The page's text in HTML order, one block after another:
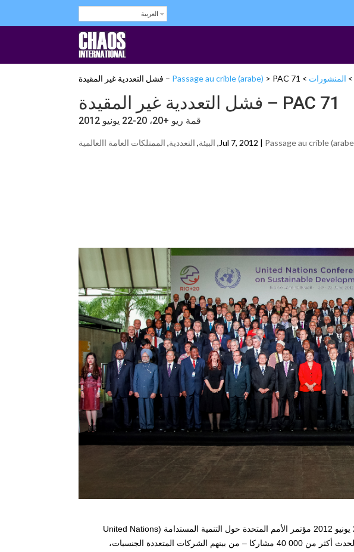
العربية
> المنشورات >
Passage au crible (arabe) > PAC 71 – فشل التعددية غير المقيدة
PAC 71 – فشل التعددية غير المقيدة
قمة ريو +20، 20-22 يونيو 2012
Jul 7, 2012 | Passage au crible
, البيئة, التعددية, الممتلكات العامة اﺍلعالمية
استضافت العاصمة البرازيلية ريو دي جانيرو من 20 إلى 22 يونيو 2012 مؤتمر الأمم المتحدة حول التنمية المستدامة (United Nations
Conference on Sustainable Development) الذي جمع الحدث أكثر من 000 40 مشاركا – من بينهم الشركات المتعددة الجنسيات،